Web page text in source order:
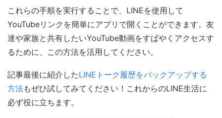
これらの手順を実行することで、LINEを使用して
YouTubeリンクを簡単にアプリで開くことができます。友
達や家族と共有したいYouTube動画をすばやくアクセスす
るために、この方法を活用してください。
記事最後に紹介したLINEトーク履歴をバックアップする
方法もぜひ試してみてください！これからのLINE生活に
必ず役に立ちます。